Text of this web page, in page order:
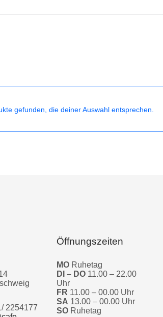
gefunden, die deiner Auswahl entsprechen.
2254177
Öffnungszeiten
MO Ruhetag
DI – DO 11.00 – 22.00
Uhr
FR 11.00 – 00.00 Uhr
SA 13.00 – 00.00 Uhr
SO Ruhetag